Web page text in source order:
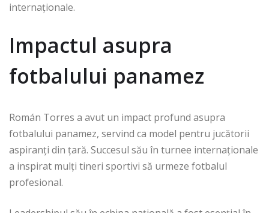
internaționale.
Impactul asupra
fotbalului panamez
Román Torres a avut un impact profund asupra
fotbalului panamez, servind ca model pentru jucătorii
aspiranți din țară. Succesul său în turnee internaționale
a inspirat mulți tineri sportivi să urmeze fotbalul
profesional.